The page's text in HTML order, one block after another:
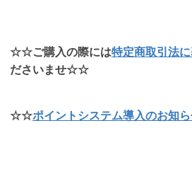
☆☆ご購入の際には特定商取引法
ださいませ☆☆
☆☆ポイントシステム導入のお知